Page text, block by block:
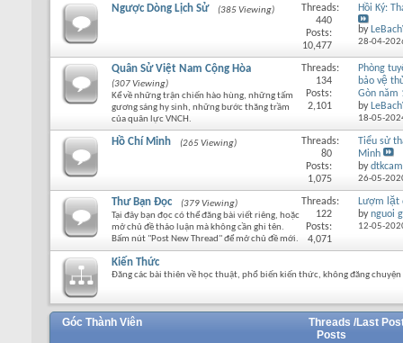
Ngược Dòng Lịch Sử (385 Viewing)
Threads:
440
Posts:
10,477
Hồi Ký:
by
28-04-
Quân Sử Việt Nam Cộng Hòa
(307 Viewing)
Kể về những trận chiến hào hùng, những tấm
gương sáng hy sinh, những bước thăng trầm
của quân lực VNCH.
Threads:
134
Posts:
2,101
Phòng
bảo vệ
Gòn năm
by
18-05-
Hồ Chí Minh (265 Viewing)
Threads:
80
Posts:
1,075
Tiểu sử
Minh
by
26-05-
Thư Bạn Đọc
(379 Viewing)
Tại đây bạn đọc có thể đăng bài viết riêng, hoặc
mở chủ đề thảo luận mà không cần ghi tên.
Bấm nút "Post New Thread" để mở chủ đề mới.
Threads:
122
Posts:
4,071
Lượm lặt
bynguoi
12-05-
Kiến Thức
Đăng các bài thiên về học thuật, phổ biến kiến thức, không đăng
Góc Thành Viên
Threads /
Posts
Last